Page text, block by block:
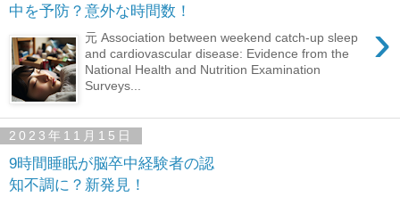
中を予防？意外な時間数！
›
元 Association between weekend catch-up sleep
and cardiovascular disease: Evidence from the
National Health and Nutrition Examination
Surveys...
2023年11月15日
9時間睡眠が脳卒中経験者の認
知不調に？新発見！